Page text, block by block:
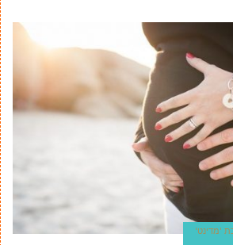
'מדינט'